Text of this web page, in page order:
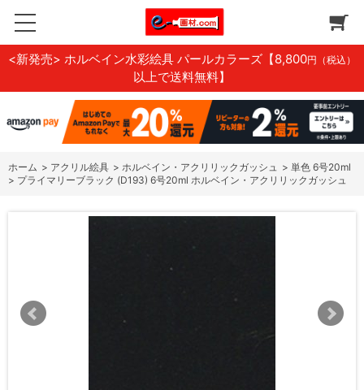
<新発売> ホルベイン水彩絵具 パールカラーズ 【8,800円（税込）
以上で送料無料】
ホーム > アクリル絵具 > ホルベイン・アクリリックガッシュ > 単色 6号20ml
> プライマリーブラック (D193) 6号20ml ホルベイン・アクリリックガッシュ